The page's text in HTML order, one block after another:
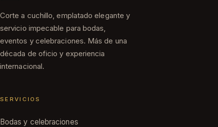
Corte a cuchillo, emplatado elegante y
servicio impecable para bodas,
eventos y celebraciones. Más de una
década de oficio y experiencia
internacional.
SERVICIOS
Bodas y celebraciones